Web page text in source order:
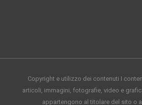
Copyright e utilizzo dei contenuti I
articoli, immagini, fotografie, video e
appartengono al titolare del sito o